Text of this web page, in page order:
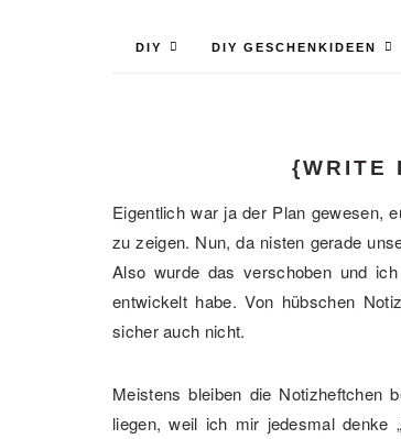
DIY DIY GESCHENKIDEEN
{WRITE
Eigentlich war ja der Plan gewesen,
zu zeigen. Nun, da nisten gerade
Also wurde das verschoben und
entwickelt habe. Von hübschen
sicher auch nicht.
Meistens bleiben die Notizheftchen
liegen, weil ich mir jedesmal denke